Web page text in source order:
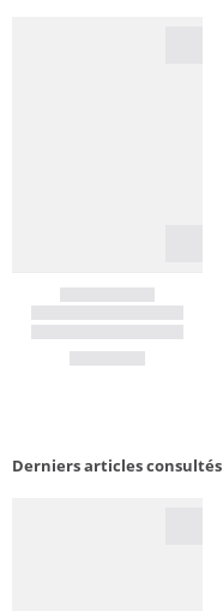
Derniers articles consultés